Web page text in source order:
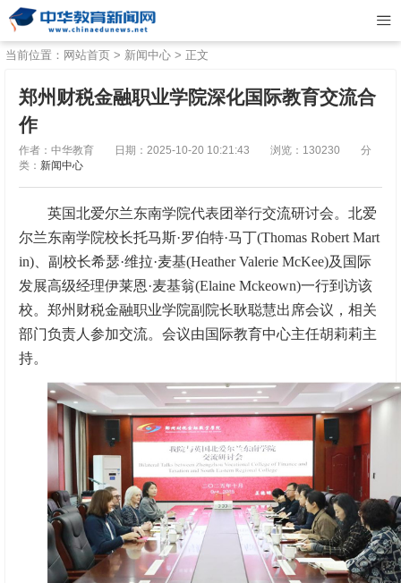
当前位置： 网站首页 > 新闻中心 > 正文
郑州财税金融职业学院深化国际教育交流合
作
作者：中华教育 日期：2025-10-20 10:21:43 浏览：130230
分
类： 新闻中心
英国北爱尔兰东南学院代表团举行交流研讨会。北爱
尔兰东南学院校长托马斯·罗伯特·马丁(Thomas Robert Mart
in)、副校长希瑟·维拉·麦基(Heather Valerie McKee)及国际
发展高级经理伊莱恩·麦基翁(Elaine Mckeown)一行到访该
校。郑州财税金融职业学院副院长耿聪慧出席会议，相关
部门负责人参加交流。会议由国际教育中心主任胡莉莉主
持。